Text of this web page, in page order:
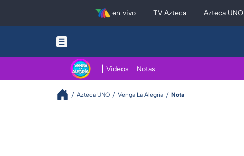
en vivo TV Azteca Azteca UNO
Videos Notas
Azteca UNO Venga La Alegría Nota